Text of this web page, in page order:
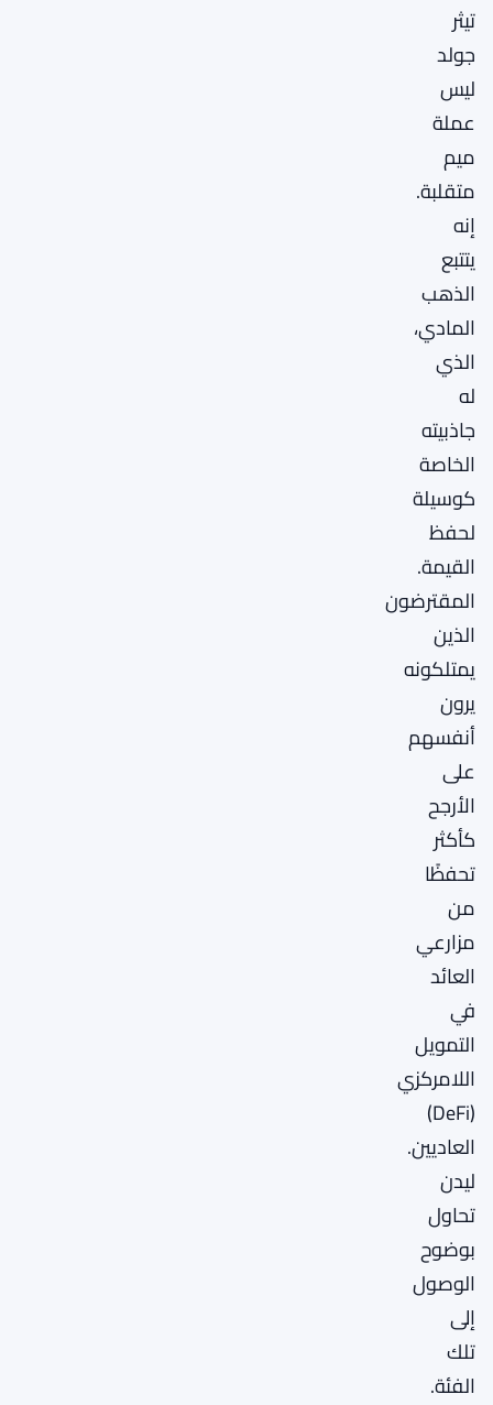
تيثر
جولد
ليس
عملة
ميم
متقلبة.
إنه
يتتبع
الذهب
المادي،
الذي
له
جاذبيته
الخاصة
كوسيلة
لحفظ
القيمة.
المقترضون
الذين
يمتلكونه
يرون
أنفسهم
على
الأرجح
كأكثر
تحفظًا
من
مزارعي
العائد
في
التمويل
اللامركزي
(DeFi)
العاديين.
ليدن
تحاول
بوضوح
الوصول
إلى
تلك
الفئة.